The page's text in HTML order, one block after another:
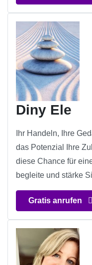
Diny Ele
Ihr Handeln, Ihre
das Potenzial Ihre
diese Chance für
begleite und stärke
Gratis anrufen